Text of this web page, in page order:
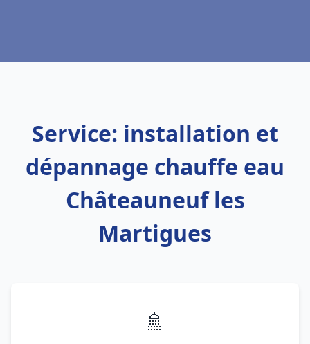
Service: installation et
dépannage chauffe eau
Châteauneuf les
Martigues
🚿